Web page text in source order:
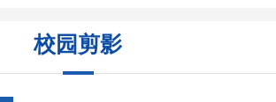
患病风险。 现场同学们反
响热烈，大家对照BMI标准互
相测算体重，踊跃举手提问，
校园剪影